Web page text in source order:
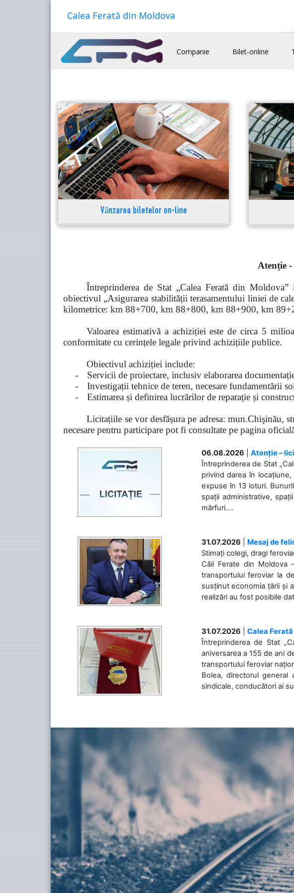
Calea Ferată din Moldova
Companie Bilet-online
Vânzarea biletelor on-line
Atenție
Întreprinderea de Stat „Calea Ferată din
obiectivul „Asigurarea stabilității terasamentului liniei de
kilometrice: km 88+700, km 88+800, km 88+900, km
Valoarea estimativă a achiziției este de circa 5
conformitate cu cerințele legale privind achizițiile publice.
Obiectivul achiziției include:
-
Servicii de proiectare, inclusiv elaborarea
-
Investigații tehnice de teren, necesare fundamentării
-
Estimarea și definirea lucrărilor de reparație și
Licitațiile se vor desfășura pe adresa: mun.Chişinău,
necesare pentru participare pot fi consultate pe pagina
06.08.2026
Atenție –
Întreprinderea de Stat
privind darea în
expuse în 13 loturi.
spații administrative,
mărfuri....
31.07.2026
Mesaj de
Stimați colegi, dragi
Căii Ferate din Moldova
transportului feroviar la
susținut economia țării și
realizări au fost posibile
31.07.2026
Calea
Întreprinderea de Stat
aniversarea a 155 de ani
transportului feroviar
Bolea, directorul general
sindicale, conducători ai